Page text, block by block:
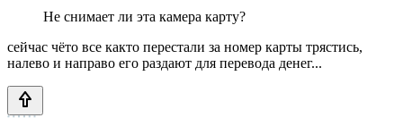
Не снимает ли эта камера карту?
сейчас чёто все както перестали за номер карты трястись,
налево и направо его раздают для перевода денег...